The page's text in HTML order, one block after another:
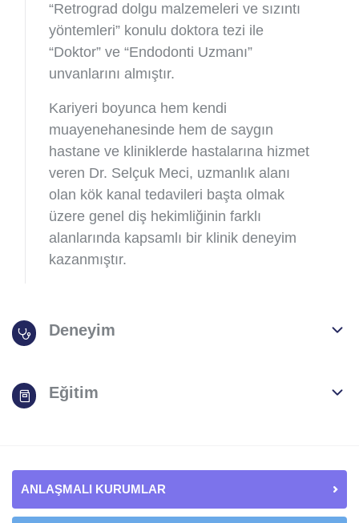
“Retrograd dolgu malzemeleri ve sızıntı
yöntemleri” konulu doktora tezi ile
“Doktor” ve “Endodonti Uzmanı”
unvanlarını almıştır.
Kariyeri boyunca hem kendi
muayenehanesinde hem de saygın
hastane ve kliniklerde hastalarına hizmet
veren Dr. Selçuk Meci, uzmanlık alanı
olan kök kanal tedavileri başta olmak
üzere genel diş hekimliğinin farklı
alanlarında kapsamlı bir klinik deneyim
kazanmıştır.
Deneyim
Eğitim
ANLAŞMALI KURUMLAR